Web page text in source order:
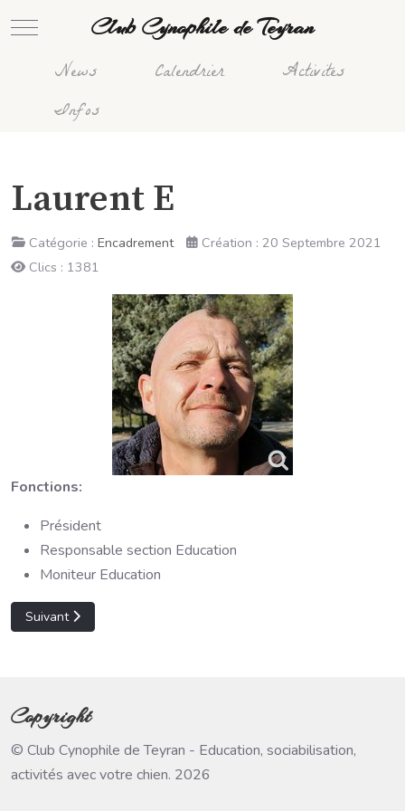
Mobile Menu ToggleClub Cynophile de Teyran
News Calendrier
Activités
Infos
Laurent E
Catégorie : Encadrement
Création : 20 Septembre 2021
Clics : 1381
Fonctions:
Président
Responsable section Education
Moniteur Education
Article suivant : Florence M
Suivant
Copyright
© Club Cynophile de Teyran - Education, sociabilisation,
activités avec votre chien. 2026